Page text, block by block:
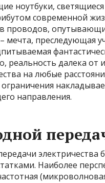
ноутбуки, светящиеся
современной
проводов,
мечта, преследующая
реальность далека от
на любые
направления.
Наиболее